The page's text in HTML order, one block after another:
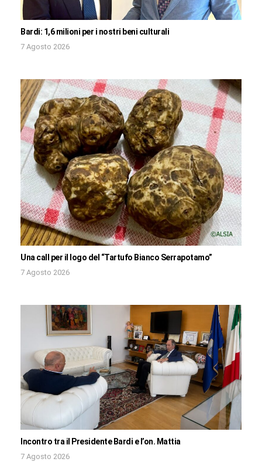
Bardi: 1,6 milioni per i nostri beni culturali
7 Agosto 2026
Una call per il logo del “Tartufo Bianco Serrapotamo”
7 Agosto 2026
Incontro tra il Presidente Bardi e l’on. Mattia
7 Agosto 2026